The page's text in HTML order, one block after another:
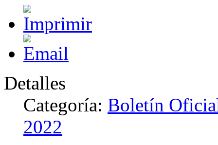
Detalles
Categoría: Boletín
2022